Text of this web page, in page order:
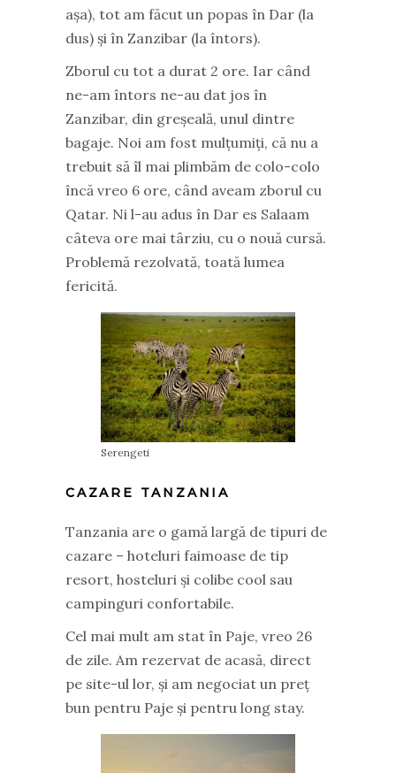
așa), tot am făcut un popas în Dar (la
dus) și în Zanzibar (la întors).
Zborul cu tot a durat 2 ore. Iar când
ne-am întors ne-au dat jos în
Zanzibar, din greșeală, unul dintre
bagaje. Noi am fost mulțumiți, că nu a
trebuit să îl mai plimbăm de colo-colo
încă vreo 6 ore, când aveam zborul cu
Qatar. Ni l-au adus în Dar es Salaam
câteva ore mai târziu, cu o nouă cursă.
Problemă rezolvată, toată lumea
fericită.
Serengeti
CAZARE TANZANIA
Tanzania are o gamă largă de tipuri de
cazare – hoteluri faimoase de tip
resort, hosteluri și colibe cool sau
campinguri confortabile.
Cel mai mult am stat în Paje, vreo 26
de zile. Am rezervat de acasă, direct
pe site-ul lor, și am negociat un preț
bun pentru Paje și pentru long stay.